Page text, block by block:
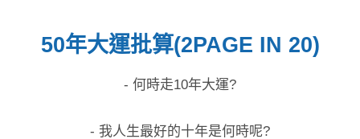
50年大運批算(2PAGE IN 20)
- 何時走10年大運?
- 我人生最好的十年是何時呢?